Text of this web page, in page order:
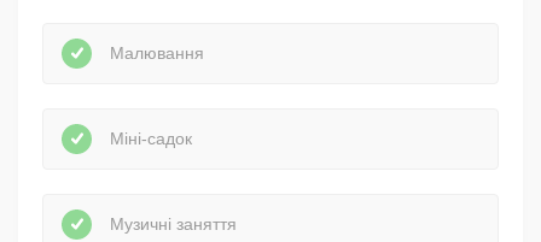
Малювання
Міні-садок
Музичні заняття